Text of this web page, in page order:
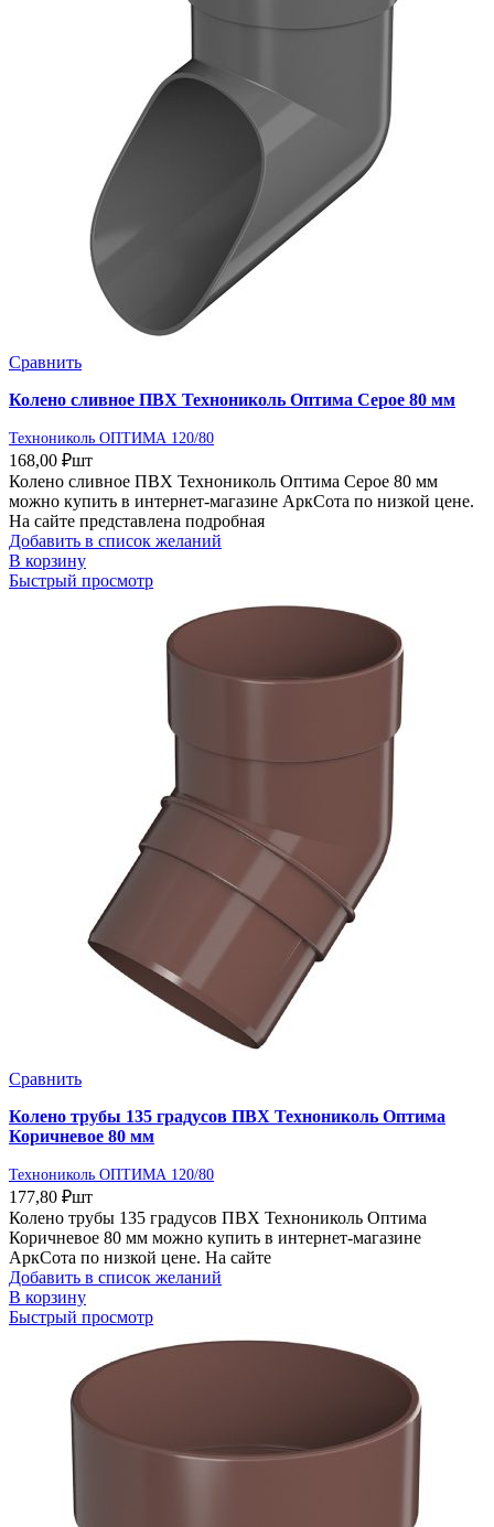
Сравнить
Колено сливное ПВХ Технониколь Оптима Серое 80 мм
Технониколь ОПТИМА 120/80
168,00 ₽шт
Колено сливное ПВХ Технониколь Оптима Серое 80 мм
можно купить в интернет-магазине АркСота по низкой цене.
На сайте представлена подробная
Добавить в список желаний
В корзину
Быстрый просмотр
Сравнить
Колено трубы 135 градусов ПВХ Технониколь Оптима
Коричневое 80 мм
Технониколь ОПТИМА 120/80
177,80 ₽шт
Колено трубы 135 градусов ПВХ Технониколь Оптима
Коричневое 80 мм можно купить в интернет-магазине
АркСота по низкой цене. На сайте
Добавить в список желаний
В корзину
Быстрый просмотр